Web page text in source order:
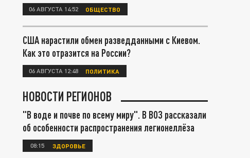
06 АВГУСТА 14:52 ОБЩЕСТВО
США нарастили обмен разведданными с Киевом.
Как это отразится на России?
06 АВГУСТА 12:48 ПОЛИТИКА
НОВОСТИ РЕГИОНОВ
"В воде и почве по всему миру". В ВОЗ рассказали
об особенности распространения легионеллёза
08:15 ЗДОРОВЬЕ